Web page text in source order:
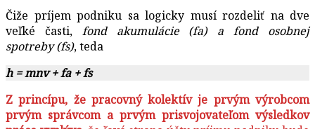
Čiže príjem podniku sa logicky musí rozdeliť na dve
veľké časti, fond akumulácie (fa) a fond osobnej
spotreby (fs), teda
h = mnv + fa + fs
Z princípu, že pracovný kolektív je prvým výrobcom
prvým správcom a prvým prisvojovateľom výsledkov